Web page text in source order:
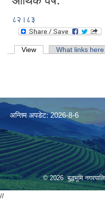
८२।८३
Primary tabs
View (active tab)What links here
अन्तिम अपडेट: 2026-8-6
© 2026 बुद्धभूमि
//